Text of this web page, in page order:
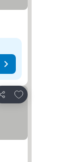
Condividi
Aggiungi ai preferiti